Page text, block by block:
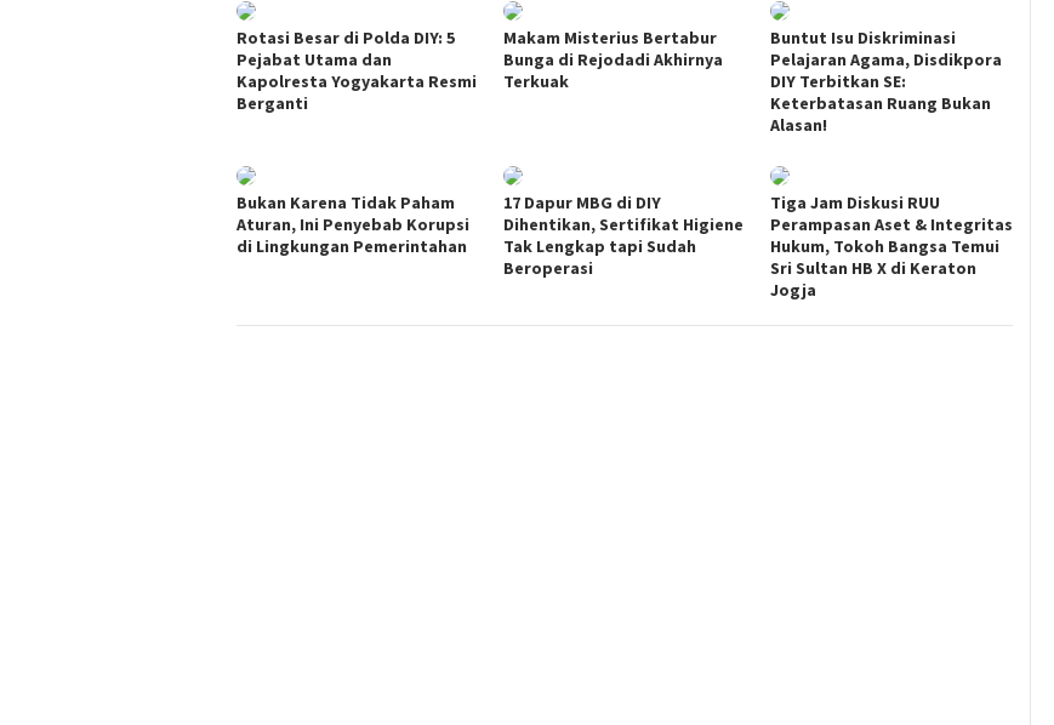
Rotasi Besar di Polda DIY: 5
Pejabat Utama dan
Kapolresta Yogyakarta Resmi
Berganti
Makam Misterius Bertabur
Bunga di Rejodadi Akhirnya
Terkuak
Buntut Isu Diskriminasi
Pelajaran Agama, Disdikpora
DIY Terbitkan SE:
Keterbatasan Ruang Bukan
Alasan!
Bukan Karena Tidak Paham
Aturan, Ini Penyebab Korupsi
di Lingkungan Pemerintahan
17 Dapur MBG di DIY
Dihentikan, Sertifikat Higiene
Tak Lengkap tapi Sudah
Beroperasi
Tiga Jam Diskusi RUU
Perampasan Aset & Integritas
Hukum, Tokoh Bangsa Temui
Sri Sultan HB X di Keraton
Jogja